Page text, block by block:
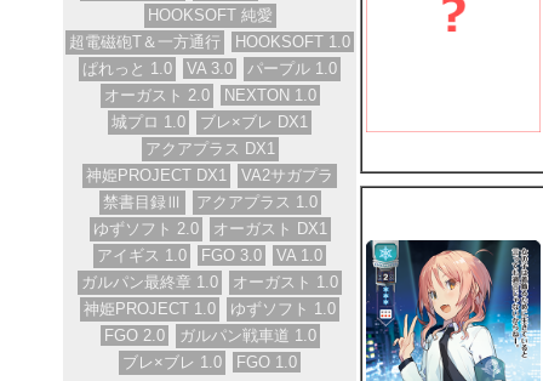
HOOKSOFT 純愛
超電磁砲T＆一方通行
HOOKSOFT 1.0
ぱれっと 1.0
VA 3.0
パープル 1.0
オーガスト 2.0
NEXTON 1.0
城プロ 1.0
ブレ×ブレ DX1
アクアプラス DX1
神姫PROJECT DX1
VA2サガプラ
禁書目録Ⅲ
アクアプラス 1.0
ゆずソフト 2.0
オーガスト DX1
アイギス 1.0
FGO 3.0
VA 1.0
ガルパン最終章 1.0
オーガスト 1.0
神姫PROJECT 1.0
ゆずソフト 1.0
FGO 2.0
ガルパン戦車道 1.0
ブレ×ブレ 1.0
FGO 1.0